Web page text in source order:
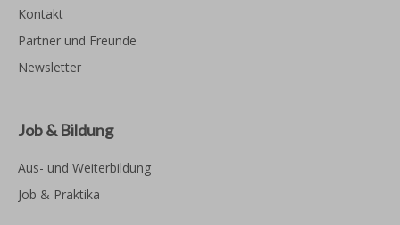
Kontakt
Partner und Freunde
Newsletter
Job & Bildung
Aus- und Weiterbildung
Job & Praktika